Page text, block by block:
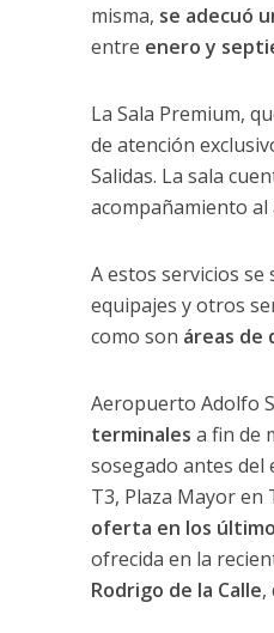
misma, se adecuó
entre enero y
La Sala Premium,
de atención
Salidas. La sala
acompañamiento al
A estos servicios
equipajes y otros
como son áreas de
Aeropuerto Adolfo
terminales a fin de
sosegado antes del
T3, Plaza Mayor en
oferta en los
ofrecida en la
Rodrigo de la Calle,